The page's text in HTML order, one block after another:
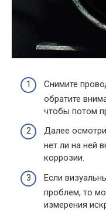
Снимите
обратите
чтобы потом
Далее
нет ли на ней
коррозии.
Если
проблем, то
измерения